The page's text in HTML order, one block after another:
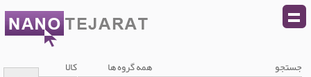
جستجو همه گروه ها کالا